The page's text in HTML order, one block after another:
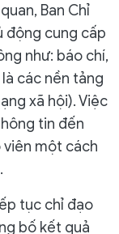
Ban Chỉ
động cung cấp
như: báo chí,
các nền tảng
xã hội). Việc
tin đến
viên một cách
tục chỉ đạo
bố kết quả